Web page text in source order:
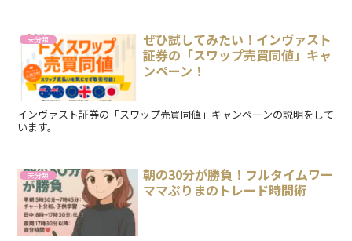
未分類
ぜひ試してみたい！インヴァスト
証券の「スワップ売買同値」キャ
ンペーン！
インヴァスト証券の「スワップ売買同値」キャンペーンの説明をして
います。
未分類
朝の30分が勝負！フルタイムワー
ママぷりまのトレード時間術